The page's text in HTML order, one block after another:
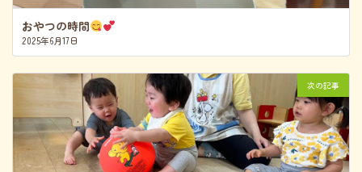
おやつの時間
2025年6月17日
次の記事